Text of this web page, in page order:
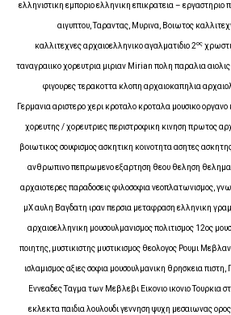
ελληνιστικη εμποριο ελληνικη επικρατεια –
αιγυπτου, Ταραντας, Μυρινα, Βοιωτος
καλλιτεχνες αρχαιοελληνικο αγαλματιδιο 2ος
ταναγραιικο χορευτρια μιριαν Mirian πολη παραλια
φιγουρες τερακοττα κλοπη αρχαιοκαπηλια
Γερμανια αριστερο χερι κροταλο κροταλα μουσικο οργανο
χορευτης / χορευτριες περιστροφικη κινηση πρωτος
βοιωτικος σουφισμος ασκητικη κοινοτητα ασητες
ανθρωπινο πεπρωμενο εξαρτηση θεου θεληση θελημα
αρχαιοτερες παραδοσεις φιλοσοφια νεοπλατωνισμος,
μΧ αυλη Βαγδατη ιραν περσια μεταφραση ελληνικη
αρχαιοελληνικη μουσουλμανισμος πολιτισμος 12ος
ποιητης, μυστικιστης μυστικισμος θεολογος Ρουμι
ισλαμισμος αξιες σοφια μουσουλμανικη θρησκεια
Εννεαδες Ταγμα των Μεβλεβι Εικονιο ικονιο Τουρκια
εκλεκτα παιδια λουλουδι γεννηση ψυχη μεσαιωνας